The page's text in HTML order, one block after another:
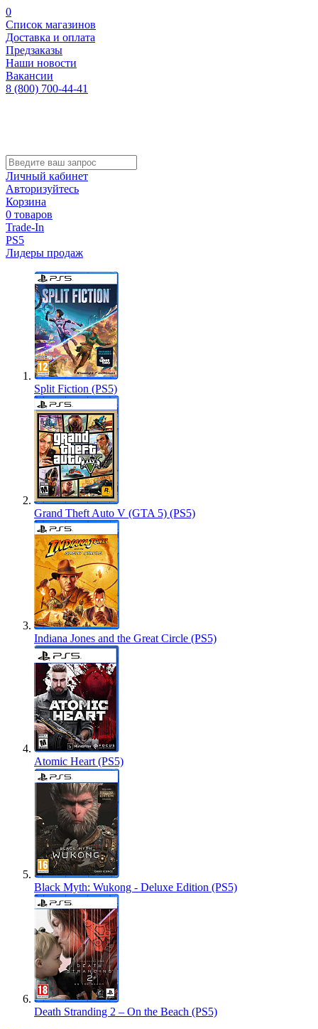
0
Список магазинов
Доставка и оплата
Предзаказы
Наши новости
Вакансии
8 (800) 700-44-41
Личный кабинет
Авторизуйтесь
Корзина
0 товаров
Trade-In
PS5
Лидеры продаж
Split Fiction (PS5)
Grand Theft Auto V (GTA 5) (PS5)
Indiana Jones and the Great Circle (PS5)
Atomic Heart (PS5)
Black Myth: Wukong - Deluxe Edition (PS5)
Death Stranding 2 – On the Beach (PS5)